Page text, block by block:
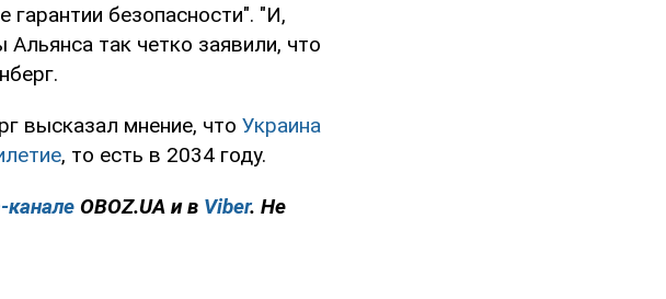
безопасности". "И,
так четко заявили, что
высказал мнение, что Украина
, то есть в 2034 году.
канале OBOZ.UA и в Viber. Не